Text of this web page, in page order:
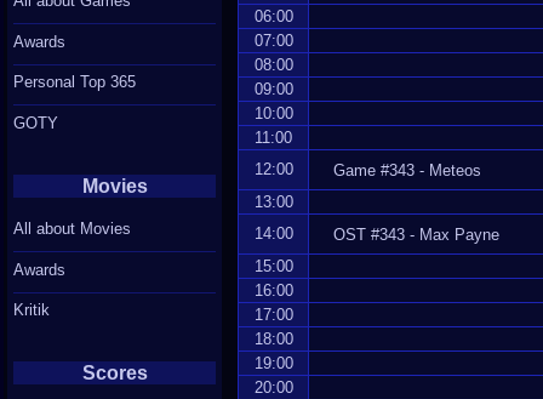
06:00
07:00
08:00
09:00
10:00
11:00
12:00
Game #343 - Meteos
13:00
14:00
OST #343 - Max Payne
15:00
16:00
17:00
18:00
19:00
20:00
Awards
Personal Top 365
GOTY
Movies
All about Movies
Awards
Kritik
Scores